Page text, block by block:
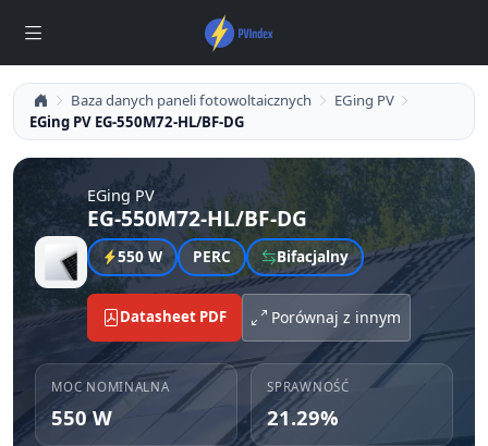
Baza danych paneli fotowoltaicznych
EGing PV
EGing PV EG-550M72-HL/BF-DG
EGing PV
EG-550M72-HL/BF-DG
550 W PERC Bifacjalny
Datasheet PDF Porównaj z innym
MOC NOMINALNA
550 W
SPRAWNOŚĆ
21.29%